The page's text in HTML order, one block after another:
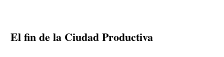
El fin de la Ciudad Productiva